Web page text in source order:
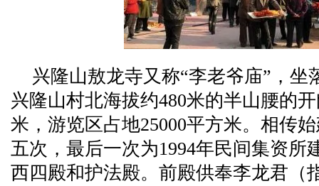
兴隆山敖龙寺又称“李老爷庙”，坐
兴隆山村北海拔约480米的半山腰的
米，游览区占地25000平方米。相传
五次，最后一次为1994年民间集资所
西四殿和护法殿。前殿供奉李龙君（